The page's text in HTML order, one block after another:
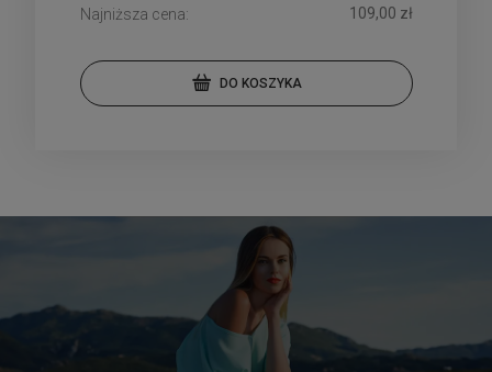
Najniższa cena:
109,00 zł
DO KOSZYKA